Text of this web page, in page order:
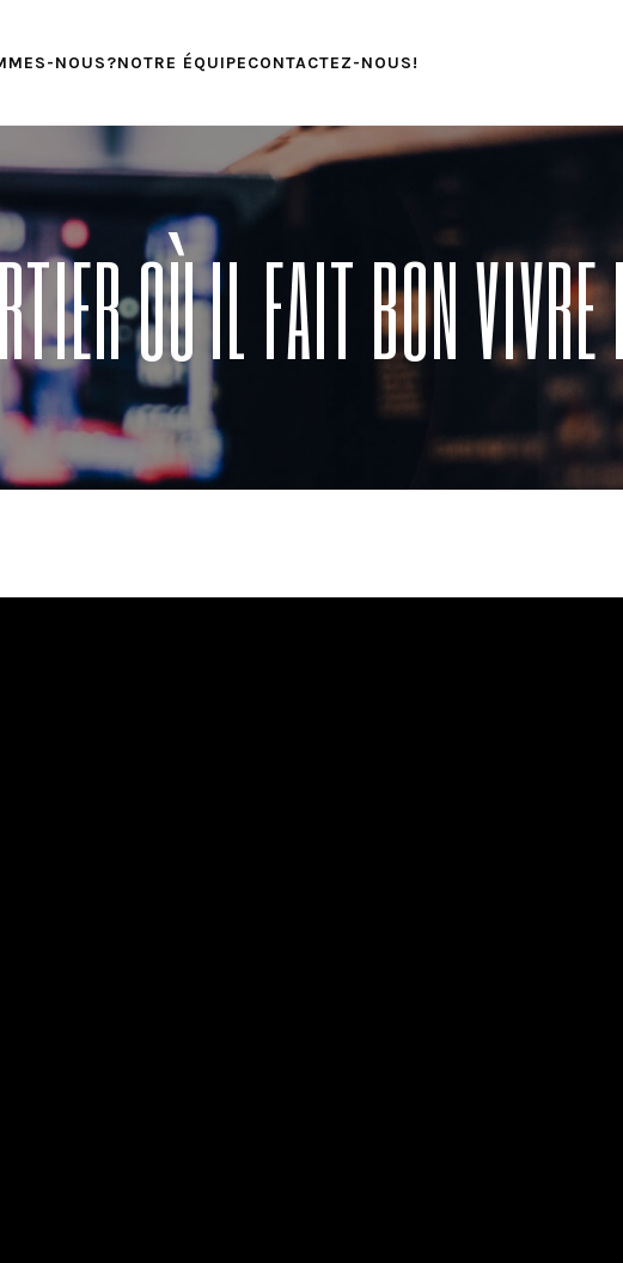
NOUS?NOTRE ÉQUIPECONTACTEZ-NOUS!
OÙ IL FAIT BON VIVRE